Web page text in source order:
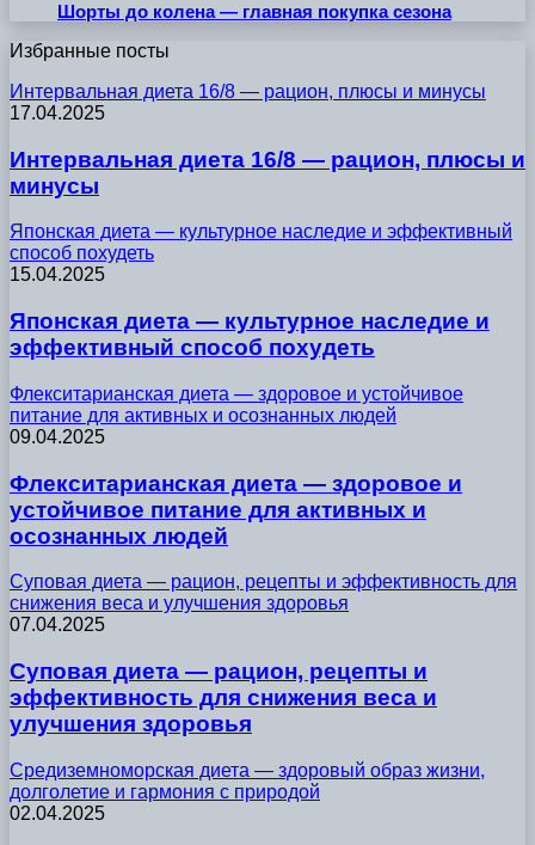
Шорты до колена — главная покупка сезона
Избранные посты
Интервальная диета 16/8 — рацион, плюсы и минусы
17.04.2025
Интервальная диета 16/8 — рацион, плюсы и
минусы
Японская диета — культурное наследие и эффективный
способ похудеть
15.04.2025
Японская диета — культурное наследие и
эффективный способ похудеть
Флекситарианская диета — здоровое и устойчивое
питание для активных и осознанных людей
09.04.2025
Флекситарианская диета — здоровое и
устойчивое питание для активных и
осознанных людей
Суповая диета — рацион, рецепты и эффективность для
снижения веса и улучшения здоровья
07.04.2025
Суповая диета — рацион, рецепты и
эффективность для снижения веса и
улучшения здоровья
Средиземноморская диета — здоровый образ жизни,
долголетие и гармония с природой
02.04.2025